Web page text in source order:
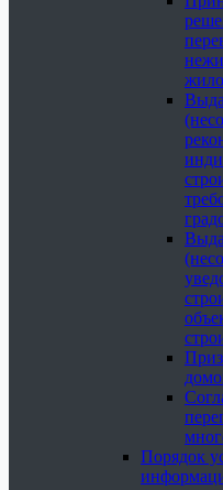
Порядок